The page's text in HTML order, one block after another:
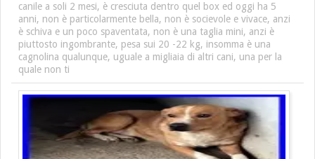
canile a soli 2 mesi, è cresciuta dentro quel box ed oggi ha 5
anni, non è particolarmente bella, non è socievole e vivace, anzi
è schiva e un poco spaventata, non è una taglia mini, anzi è
piuttosto ingombrante, pesa sui 20 -22 kg, insomma è una
cagnolina qualunque, uguale a migliaia di altri cani, una per la
quale non ti